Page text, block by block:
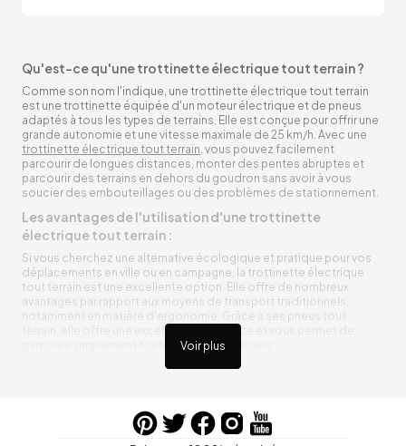
Voir plus
Qu'est-ce qu'une trottinette électrique tout terrain ?
Comme son nom l'indique, une trottinette électrique tout terrain
est une trottinette équipée d'un moteur électrique et de pneus
adaptés à tous les types de terrains. Elle est conçue pour offrir une
grande autonomie et une vitesse maximale de 25 km/h. Avec une
trottinette électrique tout terrain, vous pouvez facilement
parcourir de longues distances, monter des pentes abruptes et
parcourir des terrains en dehors du goudron sans avoir à vous
soucier des embouteillages ou des problèmes de stationnement.
Les avantages de l'utilisation d'une trottinette
électrique tout terrain :
Si vous cherchez une alternative écologique et pratique pour vos
déplacements en ville ou en campagne, la trottinette électrique
tout terrain est une excellente option. Elle offre de nombreux
avantages par rapport aux moyens de transport traditionnels,
notamment en matière d'ergonomie. Grâce à ses pneus tout
terrain, elle offre une excellente adhérence et vous permet de
parcourir simplement toutes sortes de terrains.
Trottinette électrique tout terrain ergonomique
entre vos trajets, vous n’aurez pas à vous soucier de l’état de sa
batterie. De plus, elle est équipée de pneus résistants qui peuvent